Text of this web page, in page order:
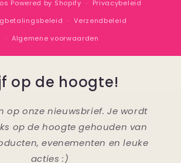
Powered by Shopify
Privacybeleid
Verzendbeleid
Algemene voorwaarden
op de hoogte!
op onze nieuwsbrief. Je wordt
op de hoogte gehouden van
evenementen en leuke
acties :)